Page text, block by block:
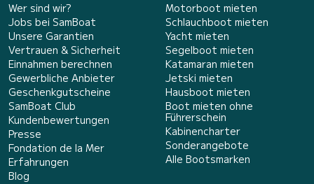
Wer sind wir?
Jobs bei SamBoat
Unsere Garantien
Vertrauen & Sicherheit
Einnahmen berechnen
Gewerbliche Anbieter
Geschenkgutscheine
SamBoat Club
Kundenbewertungen
Presse
Fondation de la Mer
Erfahrungen
Blog
Motorboot mieten
Schlauchboot mieten
Yacht mieten
Segelboot mieten
Katamaran mieten
Jetski mieten
Hausboot mieten
Boot mieten ohne
Führerschein
Kabinencharter
Sonderangebote
Alle Bootsmarken